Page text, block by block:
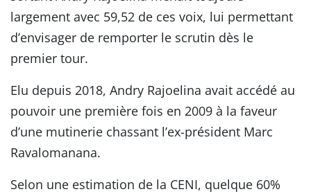
largement avec 59,52 de ces voix, lui permettant
d’envisager de remporter le scrutin dès le
premier tour.
Elu depuis 2018, Andry Rajoelina avait accédé au
pouvoir une première fois en 2009 à la faveur
d’une mutinerie chassant l’ex-président Marc
Ravalomanana.
Selon une estimation de la CENI, quelque 60%